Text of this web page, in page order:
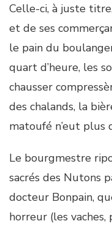
Celle-ci, à juste
et de ses
le pain du
quart d’heure, les
chausser
des chalands, la
matoufé n’eut plus
Le bourgmestre
sacrés des Nutons
docteur Bonpain,
horreur (les